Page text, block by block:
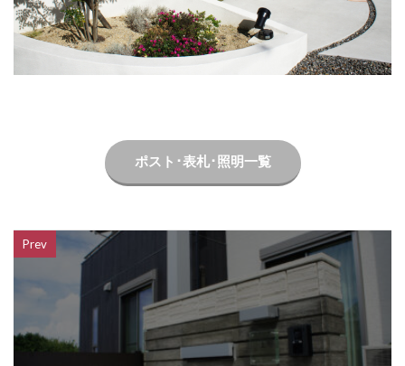
ポスト･表札･照明一覧
Prev
LIXIL ファンクションユニット アクシィ
LIXIL ファンクションユニット ウィルモダン
LIXIL プレミエス
LIXIL プログコートフェンス
LIXIL ベルニューズ
LIXIL ラフィーネ門扉
LIXIL 横型ポストP-1型
LIXIL 樹ら楽ステージ
LIXIL 機能門柱FS
LIXIL 機能門柱FW
LIXIL 美彩 マリンライト
LIXIL 表札灯
LIXIL 開き門扉AB
OnlyOne アートモザイクスクエア